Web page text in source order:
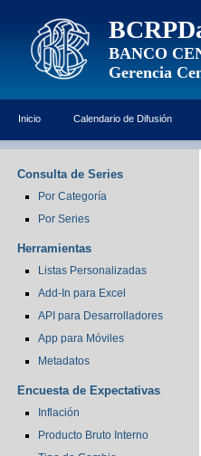
BANCO
Gerencia
Inicio Calendario de Difusión
Consulta de Series
Por Categoría
Por Series
Herramientas
Listas Personalizadas
Add-In para Excel
API para Desarrolladores
App para Móviles
Metadatos
Encuesta de Expectativas
Inflación
Producto Bruto Interno